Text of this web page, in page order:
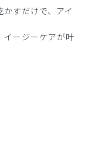
すだけで、アイ
イージーケアが叶